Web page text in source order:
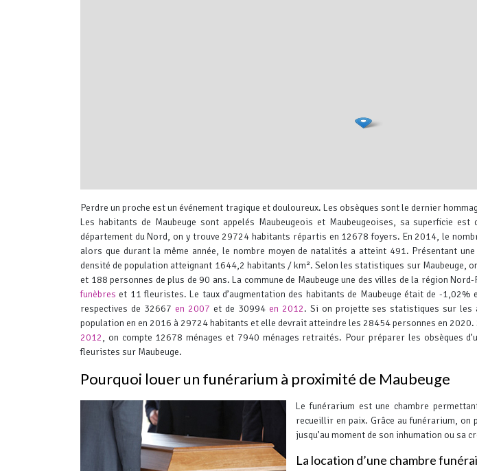
Perdre un proche est un événement tragique et douloureux. Les obsèques sont le dernier
Les habitants de Maubeuge sont appelés Maubeugeois et Maubeugeoises, sa superficie
département du Nord, on y trouve 29724 habitants répartis en 12678 foyers. En 2014, le
alors que durant la même année, le nombre moyen de natalités a atteint 491. Présentant
densité de population atteignant 1644,2 habitants / km². Selon les statistiques sur Maubeuge,
et 188 personnes de plus de 90 ans. La commune de Maubeuge une des villes de la région
funèbres et 11 fleuristes. Le taux d’augmentation des habitants de Maubeuge était de -
respectives de 32667 en 2007 et de 30994 en 2012. Si on projette ses statistiques sur les
population en en 2016 à 29724 habitants et elle devrait atteindre les 28454 personnes en
2012, on compte 12678 ménages et 7940 ménages retraités. Pour préparer les obsèques
fleuristes sur Maubeuge.
Pourquoi louer un funérarium à proximité de Maubeuge
Le funérarium est une chambre
recueillir en paix. Grâce au funérarium,
jusqu’au moment de son inhumation ou sa
La location d’une chambre